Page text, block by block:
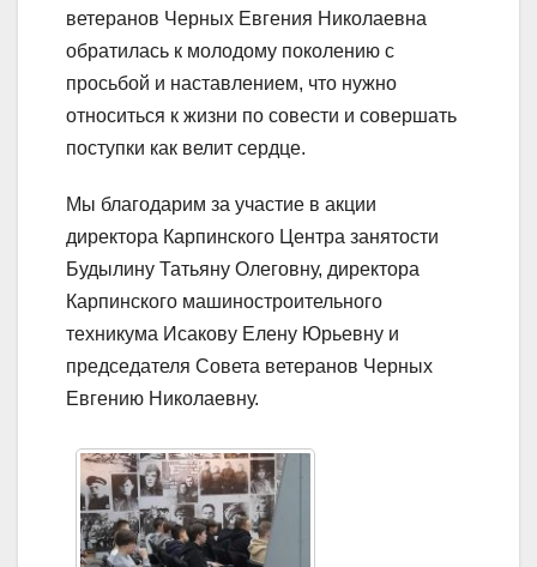
ветеранов Черных Евгения Николаевна
обратилась к молодому поколению с
просьбой и наставлением, что нужно
относиться к жизни по совести и совершать
поступки как велит сердце.
Мы благодарим за участие в акции
директора Карпинского Центра занятости
Будылину Татьяну Олеговну, директора
Карпинского машиностроительного
техникума Исакову Елену Юрьевну и
председателя Совета ветеранов Черных
Евгению Николаевну.